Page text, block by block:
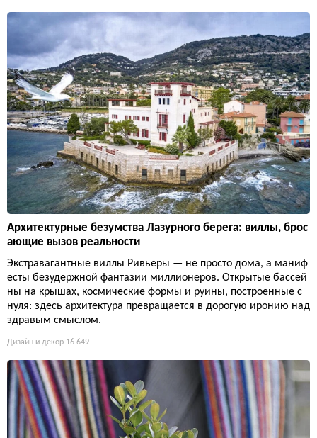
Архитектурные безумства Лазурного берега: виллы, брос
ающие вызов реальности
Экстравагантные виллы Ривьеры — не просто дома, а маниф
есты безудержной фантазии миллионеров. Открытые бассей
ны на крышах, космические формы и руины, построенные с
нуля: здесь архитектура превращается в дорогую иронию над
здравым смыслом.
Дизайн и декор 16 649